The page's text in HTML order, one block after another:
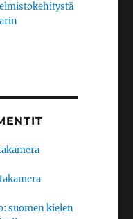
suomen kielen